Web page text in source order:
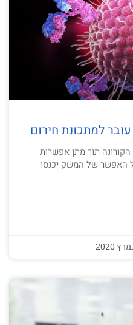
למתכונת חירום
תוך מתן אפשרות
האפשר של המשק יכנסו